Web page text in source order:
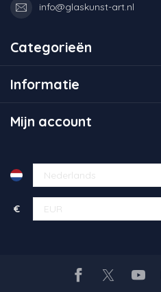
info@glaskunst-art.nl
Categorieën
Informatie
Mijn account
€